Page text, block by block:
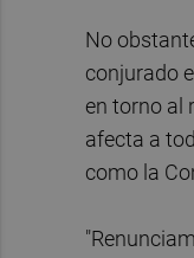
No
conjurado
en torno al
afecta a
como la